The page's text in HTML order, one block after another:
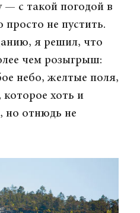
— с такой погодой в
не пустить.
я решил, что
чем розыгрыш:
небо, желтые поля,
которое хоть и
но отнюдь не